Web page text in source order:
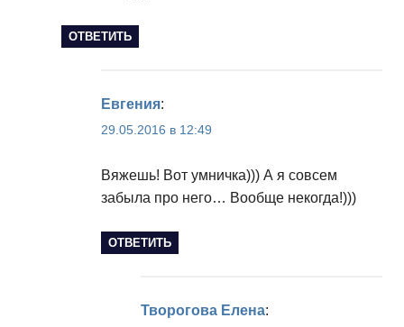
ОТВЕТИТЬ
Евгения:
29.05.2016 в 12:49
Вяжешь! Вот умничка))) А я совсем
забыла про него… Вообще некогда!)))
ОТВЕТИТЬ
Творогова Елена: